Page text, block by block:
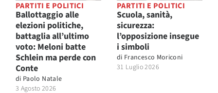
PARTITI E POLITICI
Ballottaggio alle
elezioni politiche,
battaglia all’ultimo
voto: Meloni batte
Schlein ma perde con
Conte
di Paolo Natale
3 Agosto 2026
PARTITI E POLITICI
Scuola, sanità,
sicurezza:
l’opposizione insegue
i simboli
di Francesco Moriconi
31 Luglio 2026